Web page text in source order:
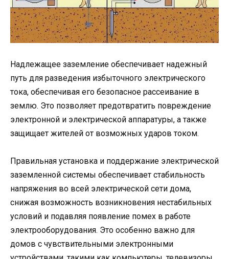
Надлежащее заземление обеспечивает надежный
путь для разведения избыточного электрического
тока, обеспечивая его безопасное рассеивание в
землю. Это позволяет предотвратить повреждение
электронной и электрической аппаратуры, а также
защищает жителей от возможных ударов током.
Правильная установка и поддержание электрической
заземленной системы обеспечивает стабильность
напряжения во всей электрической сети дома,
снижая возможность возникновения нестабильных
условий и подавляя появление помех в работе
электрооборудования. Это особенно важно для
домов с чувствительными электронными